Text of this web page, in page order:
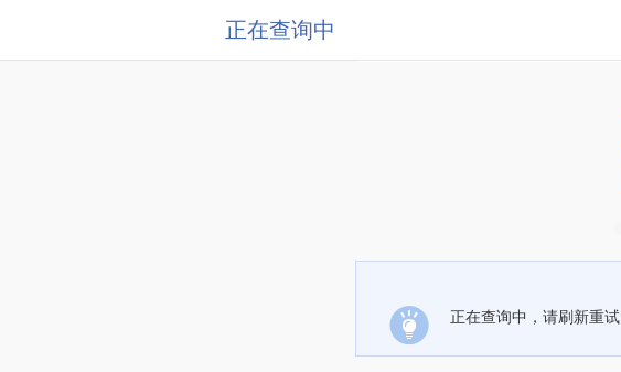
正在查询中
正在查询中，请刷新重试